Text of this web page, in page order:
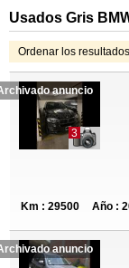
Usados Gris
Ordenar los
anuncio
3
Km : 29500
Año :
anuncio